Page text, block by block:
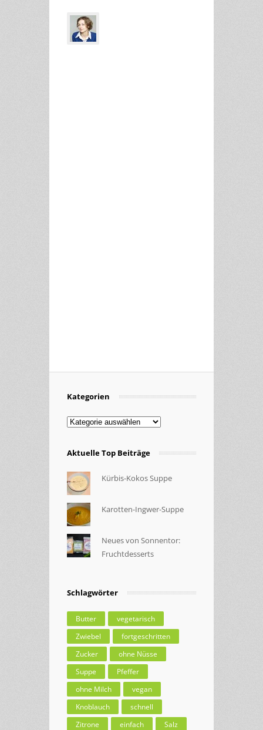
Kategorien
Kategorien
Aktuelle Top Beiträge
Kürbis-Kokos Suppe
Karotten-Ingwer-Suppe
Neues von Sonnentor:
Fruchtdesserts
Schlagwörter
Butter
vegetarisch
Zwiebel
fortgeschritten
Zucker
ohne Nüsse
Suppe
Pfeffer
ohne Milch
vegan
Knoblauch
schnell
Zitrone
einfach
Salz